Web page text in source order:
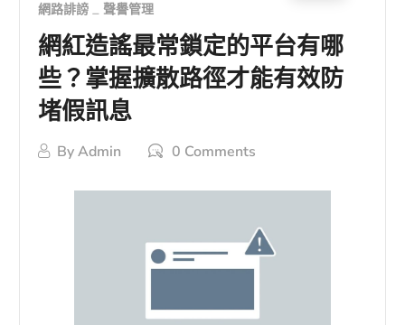
網路誹謗 聲譽管理
網紅造謠最常鎖定的平台有哪
些？掌握擴散路徑才能有效防
堵假訊息
ByAdmin 0 Comments